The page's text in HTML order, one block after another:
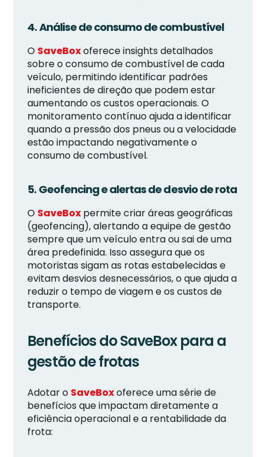
4. Análise de consumo de combustível
O SaveBoxoferece insights detalhados
sobre o consumo de combustível de cada
veículo, permitindo identificar padrões
ineficientes de direção que podem estar
aumentando os custos operacionais. O
monitoramento contínuo ajuda a identificar
quando a pressão dos pneus ou a velocidade
estão impactando negativamente o
consumo de combustível.
5. Geofencing e alertas de desvio de rota
O SaveBox permite criar áreas geográficas
(geofencing), alertando a equipe de gestão
sempre que um veículo entra ou sai de uma
área predefinida. Isso assegura que os
motoristas sigam as rotas estabelecidas e
evitam desvios desnecessários, o que ajuda a
reduzir o tempo de viagem e os custos de
transporte.
Benefícios do SaveBox para a
gestão de frotas
Adotar o SaveBoxoferece uma série de
benefícios que impactam diretamente a
eficiência operacional e a rentabilidade da
frota: